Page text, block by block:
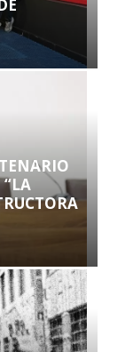
“LA